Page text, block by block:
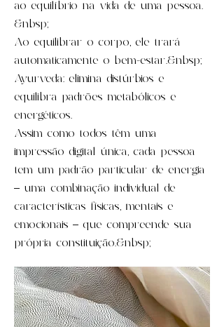
ao equilíbrio na vida de uma pessoa.
&nbsp;
Ao equilibrar o corpo, ele trará
automaticamente o bem-estar.&nbsp;
Ayurveda: elimina distúrbios e
equilibra padrões metabólicos e
energéticos.
Assim como todos têm uma
impressão digital única, cada pessoa
tem um padrão particular de energia
– uma combinação individual de
características físicas, mentais e
emocionais – que compreende sua
própria constituição.&nbsp;